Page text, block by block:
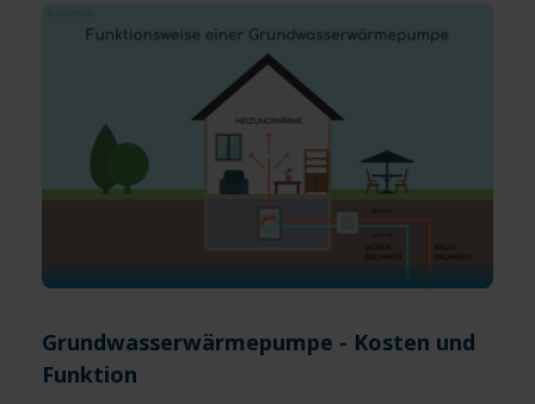
Grundwasserwärmepumpe - Kosten und
Funktion